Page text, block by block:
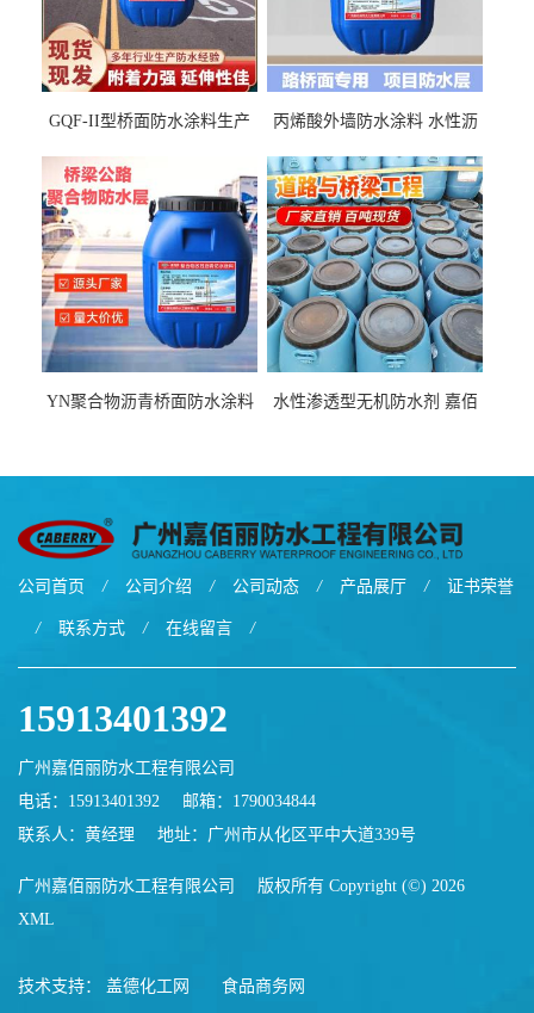
GQF-II型桥面防水涂料生产
丙烯酸外墙防水涂料 水性沥
厂家
YN聚合物沥青桥面防水涂料
水性渗透型无机防水剂 嘉佰
公司首页 / 公司介绍 / 公司动态 / 产品展厅 / 证书荣誉
/ 联系方式 / 在线留言 /
15913401392
广州嘉佰丽防水工程有限公司
电话：15913401392
邮箱： 1790034844
联系人：黄经理
地址：广州市从化区平中大道339号
广州嘉佰丽防水工程有限公司
版权所有 Copyright (©) 2026
XML
技术支持： 盖德化工网 食品商务网